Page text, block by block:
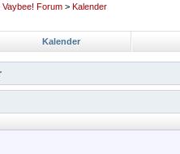
Vaybee! Forum > Kalender
Kalender